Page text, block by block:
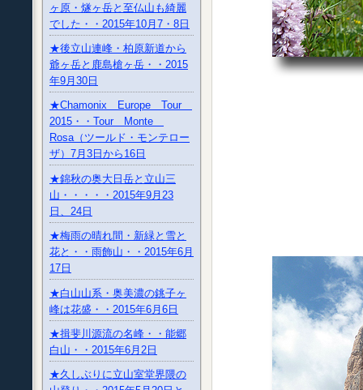
ヶ原・燧ヶ岳と至仏山も綺麗
でした・・2015年10月7・8日
★後立山連峰・柏原新道から
爺ヶ岳と鹿島槍ヶ岳・・2015
年9月30日
★Chamonix Europe Tour
2015・・Tour Monte
Rosa（ツールド・モンテロー
ザ）7月3日から16日
★錦秋の奥大日岳と立山三
山・・・・・2015年9月23
日、24日
★梅雨の晴れ間・新緑と雪と
花と・・雨飾山・・2015年6月
17日
★白山山系・奥美濃の銚子ヶ
峰は花盛・・2015年6月6日
★揖斐川源流の名峰・・能郷
白山・・2015年6月2日
★久しぶりに立山室堂界隈の